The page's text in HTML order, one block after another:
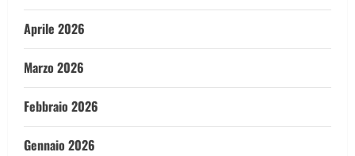
Aprile 2026
Marzo 2026
Febbraio 2026
Gennaio 2026